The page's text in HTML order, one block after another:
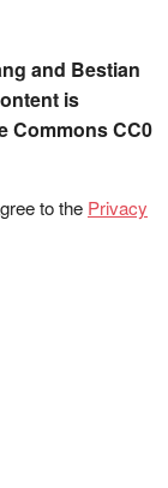
and Bestian
is
Commons CC0
to the Privacy